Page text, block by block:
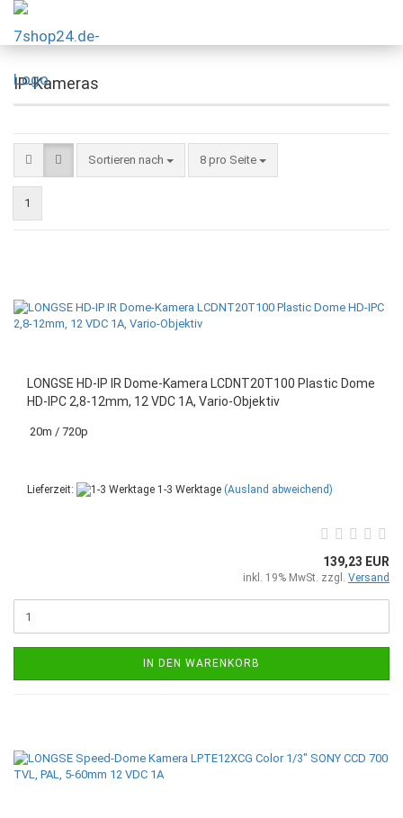
IP-Kameras
Sortieren nach 8 pro Seite
1
LONGSE HD-IP IR Dome-Kamera LCDNT20T100 Plastic Dome
HD-IPC 2,8-12mm, 12 VDC 1A, Vario-Objektiv
20m / 720p
Lieferzeit: 1-3 Werktage (Ausland abweichend)
139,23 EUR
inkl. 19% MwSt. zzgl. Versand
IN DEN WARENKORB